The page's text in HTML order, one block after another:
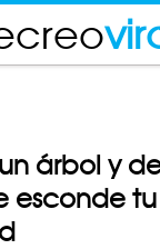
un árbol y
esconde tu